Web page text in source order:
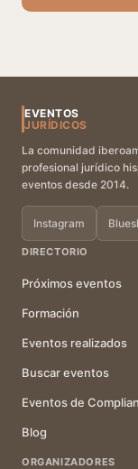
EVENTOS
JURÍDICOS
La comunidad
profesional jurídico
eventos desde 2014.
Instagram
DIRECTORIO
Próximos eventos
Formación
Eventos realizados
Buscar eventos
Eventos de
Blog
ORGANIZADORES